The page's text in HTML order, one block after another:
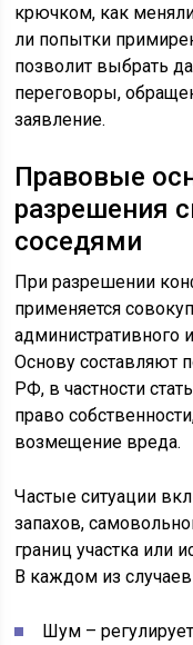
крючком, как
ли попытки
позволит выбрать
переговоры,
заявление.
Правовые
разрешения
соседями
При разрешении
применяется
административного
Основу составляют
РФ, в частности
право
возмещение вреда.
Частые ситуации
запахов,
границ участка или
В каждом из
Шум –